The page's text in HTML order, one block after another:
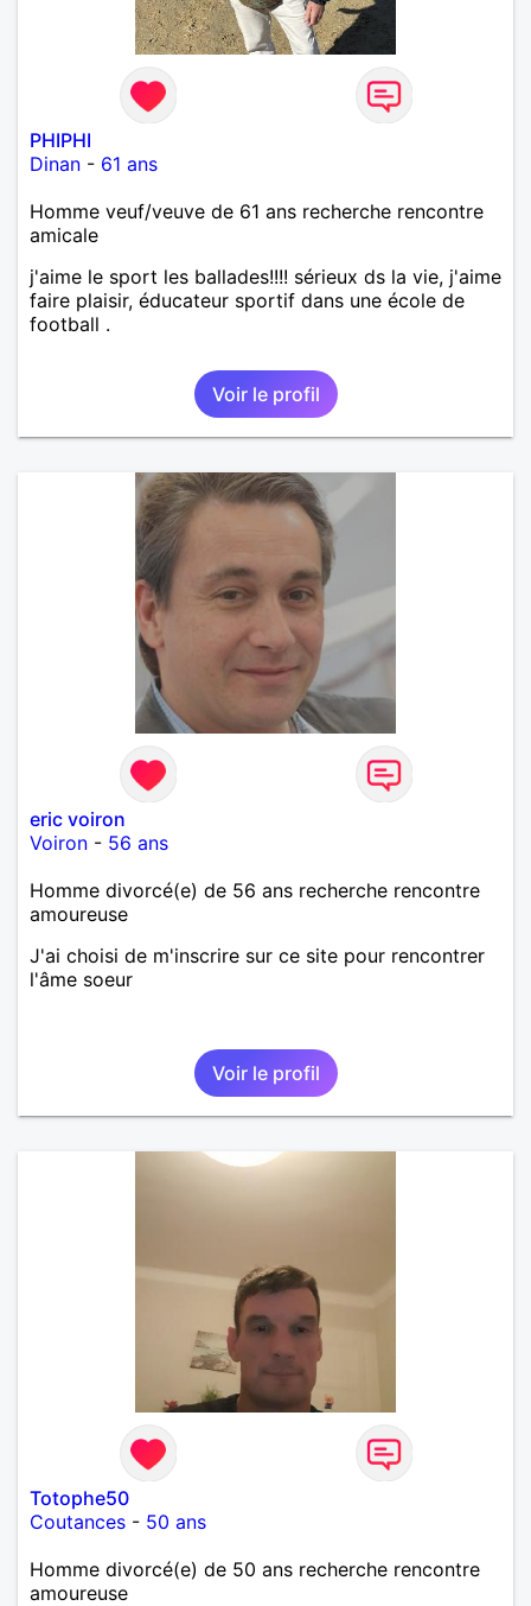
PHIPHI
Dinan - 61 ans
Homme veuf/veuve de 61 ans recherche rencontre
amicale
j'aime le sport les ballades!!!! sérieux ds la vie, j'aime
faire plaisir, éducateur sportif dans une école de
football .
Voir le profil
eric voiron
Voiron - 56 ans
Homme divorcé(e) de 56 ans recherche rencontre
amoureuse
J'ai choisi de m'inscrire sur ce site pour rencontrer
l'âme soeur
Voir le profil
Totophe50
Coutances - 50 ans
Homme divorcé(e) de 50 ans recherche rencontre
amoureuse